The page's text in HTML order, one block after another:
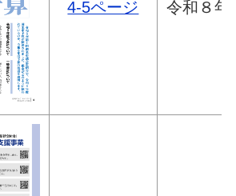
4-5ページ 令和８年